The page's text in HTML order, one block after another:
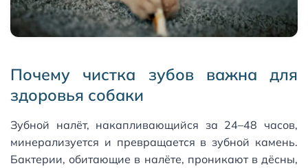
Почему чистка зубов важна для
здоровья собаки
Зубной налёт, накапливающийся за 24–48 часов,
минерализуется и превращается в зубной камень.
Бактерии, обитающие в налёте, проникают в дёсны,